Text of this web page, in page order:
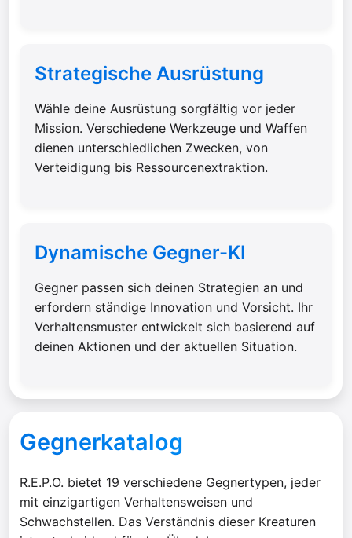
Strategische Ausrüstung
Wähle deine Ausrüstung sorgfältig vor jeder
Mission. Verschiedene Werkzeuge und Waffen
dienen unterschiedlichen Zwecken, von
Verteidigung bis Ressourcenextraktion.
Dynamische Gegner-KI
Gegner passen sich deinen Strategien an und
erfordern ständige Innovation und Vorsicht. Ihr
Verhaltensmuster entwickelt sich basierend auf
deinen Aktionen und der aktuellen Situation.
Gegnerkatalog
R.E.P.O. bietet 19 verschiedene Gegnertypen, jeder
mit einzigartigen Verhaltensweisen und
Schwachstellen. Das Verständnis dieser Kreaturen